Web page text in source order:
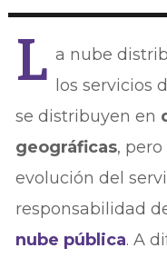
L a nube
los servicios
se distribuyen en
geográficas,
evolución del
responsabilidad
nube pública. A